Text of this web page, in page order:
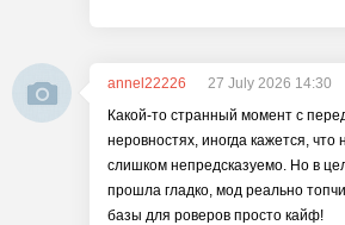
annel22226
27 July 2026 14:30
Какой-то странный момент с
неровностях, иногда кажется, что
слишком непредсказуемо. Но в
прошла гладко, мод реально
базы для роверов просто кайф!